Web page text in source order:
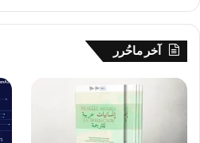
آخر ماحُرر